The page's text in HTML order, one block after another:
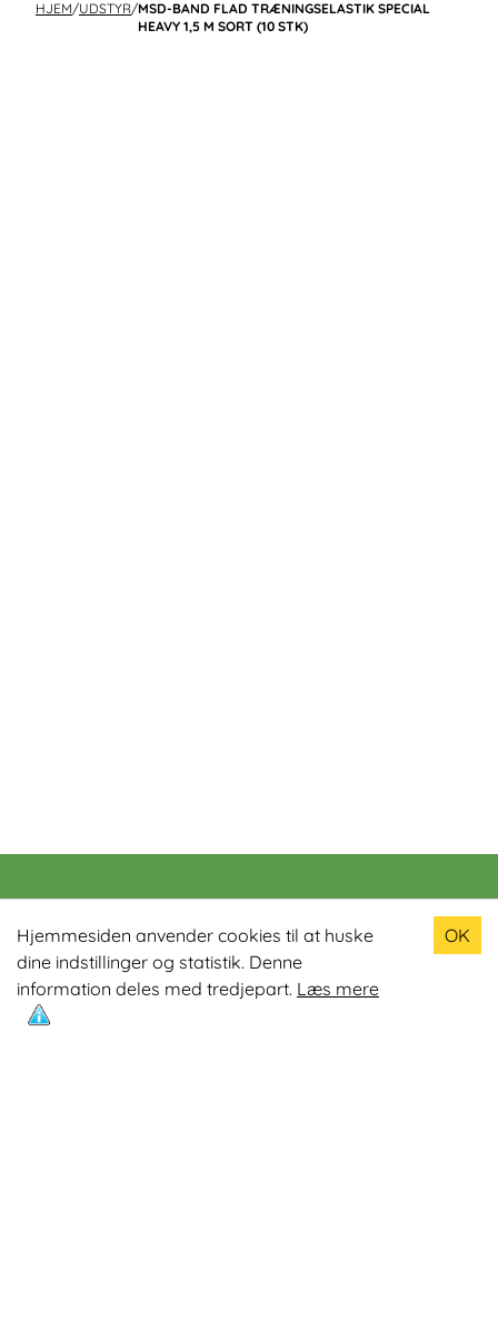
Hjemmesiden anvender cookies til at huske
dine indstillinger og statistik. Denne
information deles med tredjepart. Læs mere
OK
HJEM/UDSTYR/MSD-BAND FLAD TRÆNINGSELASTIK SPECIAL
HEAVY 1,5 M SORT (10 STK)
Populære produkter
Odin R900 Romaskine
Odin S900 Spinningcykel